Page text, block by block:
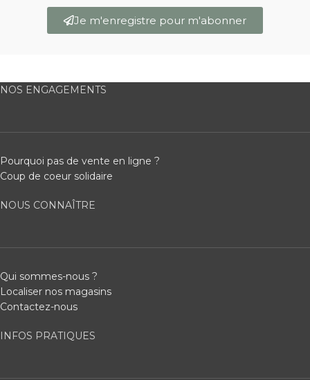
Je m'enregistre pour m'abonner
NOS ENGAGEMENTS
Pourquoi pas de vente en ligne ?
Coup de coeur solidaire
NOUS CONNAÎTRE
Qui sommes-nous ?
Localiser nos magasins
Contactez-nous
INFOS PRATIQUES